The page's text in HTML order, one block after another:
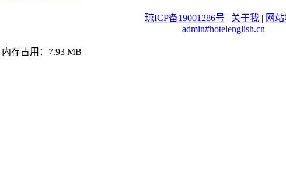
琼ICP备19001286号 | 关于我 | 网
admin#hotelenglish.cn
存占用：7.93 MB